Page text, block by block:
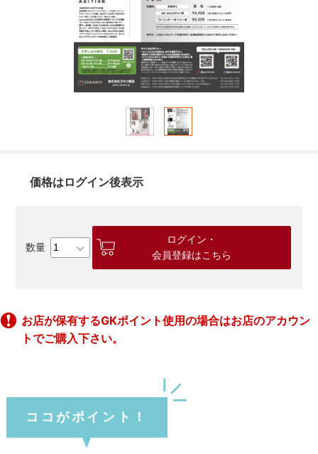
価格はログイン後表示
ログイン・
会員登録はこちら
お店が保有するGKポイント使用の場合はお店のアカウン
トでご購入下さい。
ココがポイント！